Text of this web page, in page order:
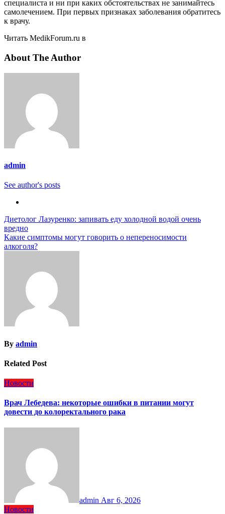
специалиста и ни при каких обстоятельствах не занимайтесь
самолечением. При первых признаках заболевания обратитесь
к врачу.
Читать MedikForum.ru в
About The Author
admin
See author's posts
Навигация
по
записям
Диетолог Лазуренко: запивать еду холодной водой очень
вредно
Какие симптомы могут говорить о непереносимости
алкоголя?
By admin
Related Post
Новости
Врач Лебедева: некоторые ошибки в питании могут
довести до колоректального рака
admin Авг 6, 2026
Новости